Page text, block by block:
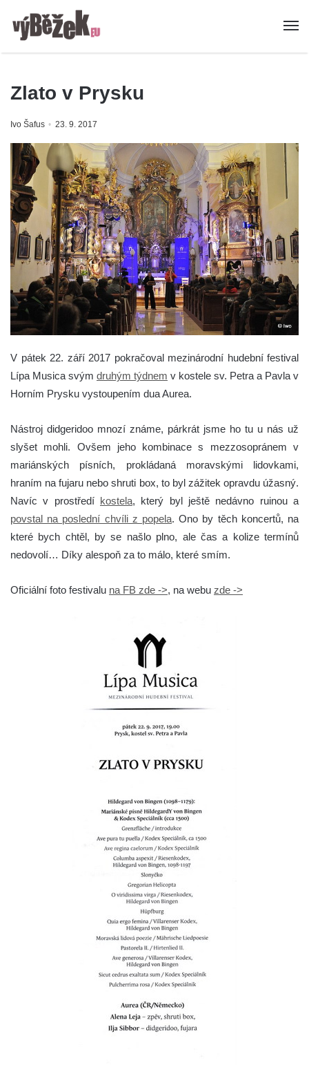
Zlato v Prysku
Ivo Šafus 23. 9. 2017
V pátek 22. září 2017 pokračoval mezinárodní hudební festival
Lípa Musica svým druhým týdnem v kostele sv. Petra a Pavla v
Horním Prysku vystoupením dua Aurea.
Nástroj didgeridoo mnozí známe, párkrát jsme ho tu u nás už
slyšet mohli. Ovšem jeho kombinace s mezzosopránem v
mariánských písních, prokládaná moravskými lidovkami,
hraním na fujaru nebo shruti box, to byl zážitek opravdu úžasný.
Navíc v prostředí kostela, který byl ještě nedávno ruinou a
povstal na poslední chvíli z popela. Ono by těch koncertů, na
které bych chtěl, by se našlo plno, ale čas a kolize termínů
nedovolí… Díky alespoň za to málo, které smím.
Oficiální foto festivalu na FB zde ->, na webu zde ->